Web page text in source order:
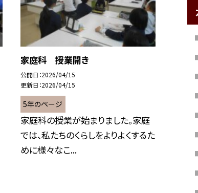
家庭科 授業開き
公開日 2026/04/15
更新日 2026/04/15
5年のページ
家庭科の授業が始まりました。家庭
では、私たちのくらしをよりよくするた
めに様々なこ...